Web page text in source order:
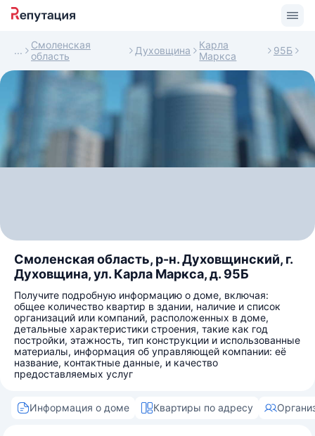
Смоленская
область
Духовщина
Карла
Маркса
95Б
Смоленская область, р-н. Духовщинский, г.
Духовщина, ул. Карла Маркса, д. 95Б
Получите подробную информацию о доме, включая:
общее количество квартир в здании, наличие и список
организаций или компаний, расположенных в доме,
детальные характеристики строения, такие как год
постройки, этажность, тип конструкции и использованные
материалы, информация об управляющей компании: её
название, контактные данные, и качество
предоставляемых услуг
Информация о доме Квартиры по адресу